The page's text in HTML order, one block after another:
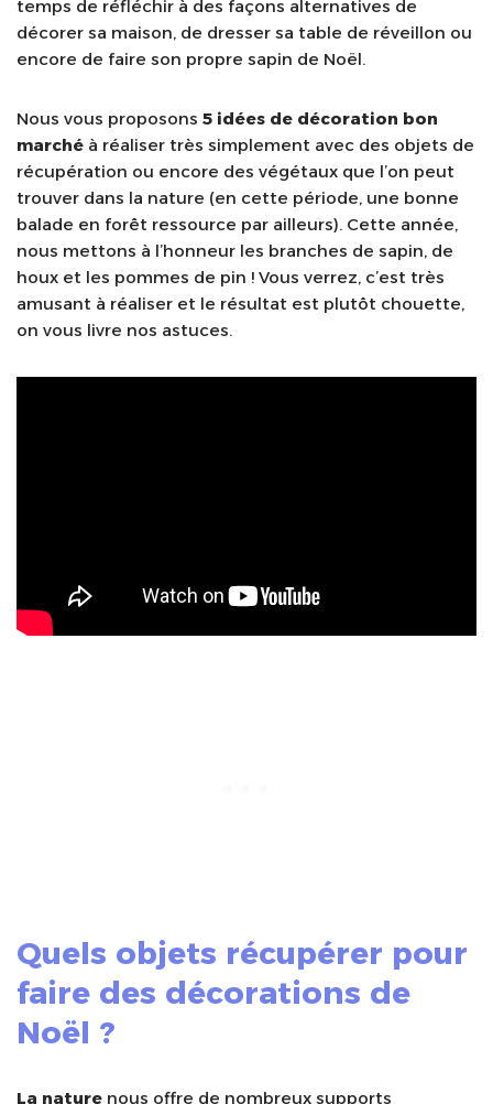
temps de réfléchir à des façons alternatives de
décorer sa maison, de dresser sa table de réveillon ou
encore de faire son propre sapin de Noël.
Nous vous proposons 5 idées de décoration bon
marché à réaliser très simplement avec des objets de
récupération ou encore des végétaux que l’on peut
trouver dans la nature (en cette période, une bonne
balade en forêt ressource par ailleurs). Cette année,
nous mettons à l’honneur les branches de sapin, de
houx et les pommes de pin ! Vous verrez, c’est très
amusant à réaliser et le résultat est plutôt chouette,
on vous livre nos astuces.
Quels objets récupérer pour
faire des décorations de
Noël ?
La nature nous offre de nombreux supports